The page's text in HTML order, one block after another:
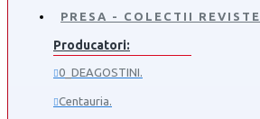
PRESA - COLECTII REVISTE
Producatori:
0_DEAGOSTINI.
Centauria.